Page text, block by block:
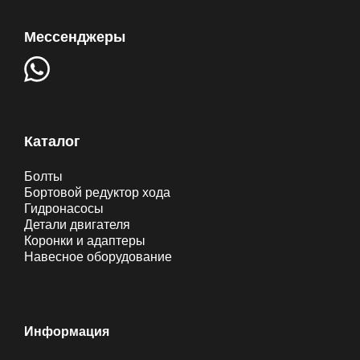
Мессенджеры
Каталог
Болты
Бортовой редуктор хода
Гидронасосы
Детали двигателя
Коронки и адаптеры
Навесное оборудование
Информация